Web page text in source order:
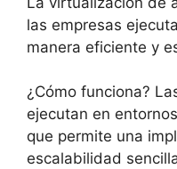
las empresas
manera eficiente y
¿Cómo funciona?
ejecutan en
que permite una
escalabilidad